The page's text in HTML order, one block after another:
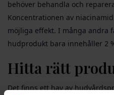
behöver behandla och
Koncentrationen av
möjliga effekt. I många andra
hudprodukt bara innehåller 2
Hitta rätt
Det finns ett hav av